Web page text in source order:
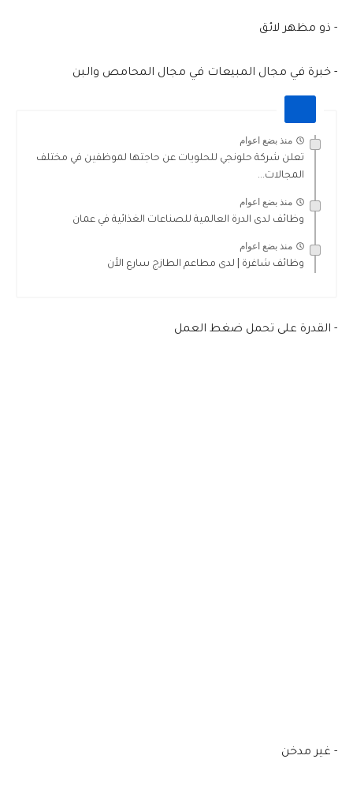
- ذو مظهر لائق
- خبرة في مجال المبيعات في مجال المحامص والبن
منذ بضع اعوام
تعلن شركة حلونجي للحلويات عن حاجتها لموظفين في مختلف
المجالات...
منذ بضع اعوام
وظائف لدى الدرة العالمية للصناعات الغذائية في عمان
منذ بضع اعوام
وظائف شاغرة | لدى مطاعم الطازج سارع الأن
- القدرة على تحمل ضغط العمل
- غير مدخن